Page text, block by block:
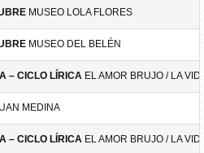
MUSEO LOLA FLORES
MUSEO DEL BELÉN
– CICLO LÍRICA EL AMOR BRUJO / LA
MEDINA
– CICLO LÍRICA EL AMOR BRUJO / LA